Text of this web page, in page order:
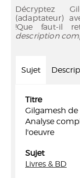
Décryptez
(adaptateur)
!Que faut-il
description
Sujet
Titre
Gilgamesh de
Analyse
l'oeuvre
Sujet
Livres & BD